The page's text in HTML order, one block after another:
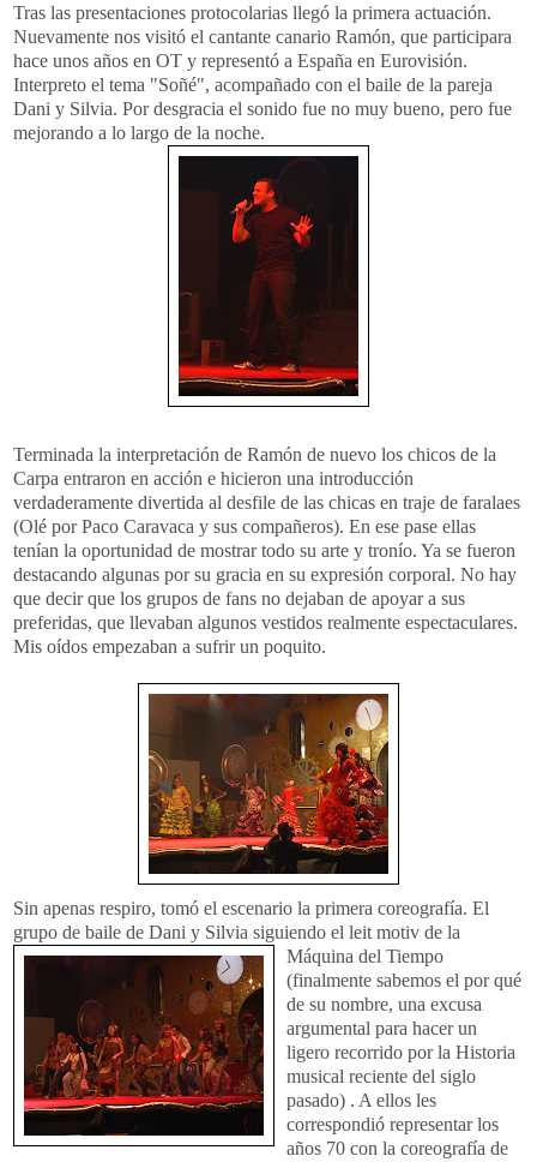
Tras las presentaciones protocolarias llegó la primera actuación.
Nuevamente nos visitó el cantante canario Ramón, que participara
hace unos años en OT y representó a España en Eurovisión.
Interpreto el tema "Soñé", acompañado con el baile de la pareja
Dani y Silvia. Por desgracia el sonido fue no muy bueno, pero fue
mejorando a lo largo de la noche.
Terminada la interpretación de Ramón de nuevo los chicos de la
Carpa entraron en acción e hicieron una introducción
verdaderamente divertida al desfile de las chicas en traje de faralaes
(Olé por Paco Caravaca y sus compañeros). En ese pase ellas
tenían la oportunidad de mostrar todo su arte y tronío. Ya se fueron
destacando algunas por su gracia en su expresión corporal. No hay
que decir que los grupos de fans no dejaban de apoyar a sus
preferidas, que llevaban algunos vestidos realmente espectaculares.
Mis oídos empezaban a sufrir un poquito.
Sin apenas respiro, tomó el escenario la primera coreografía. El
grupo de baile de Dani y Silvia siguiendo el leit motiv de la
Máquina del Tiempo
(finalmente sabemos el por qué
de su nombre, una excusa
argumental para hacer un
ligero recorrido por la Historia
musical reciente del siglo
pasado) . A ellos les
correspondió representar los
años 70 con la coreografía de